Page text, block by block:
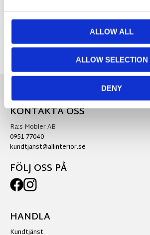
ALLOW ALL
ALLOW SELECTION
DENY
KONTAKTA OSS
Ra:s Möbler AB
0951-77040
kundtjanst@allinterior.se
FÖLJ OSS PÅ
HANDLA